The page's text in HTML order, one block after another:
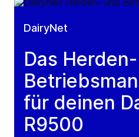
DairyNet
Das
für deinen
R9500